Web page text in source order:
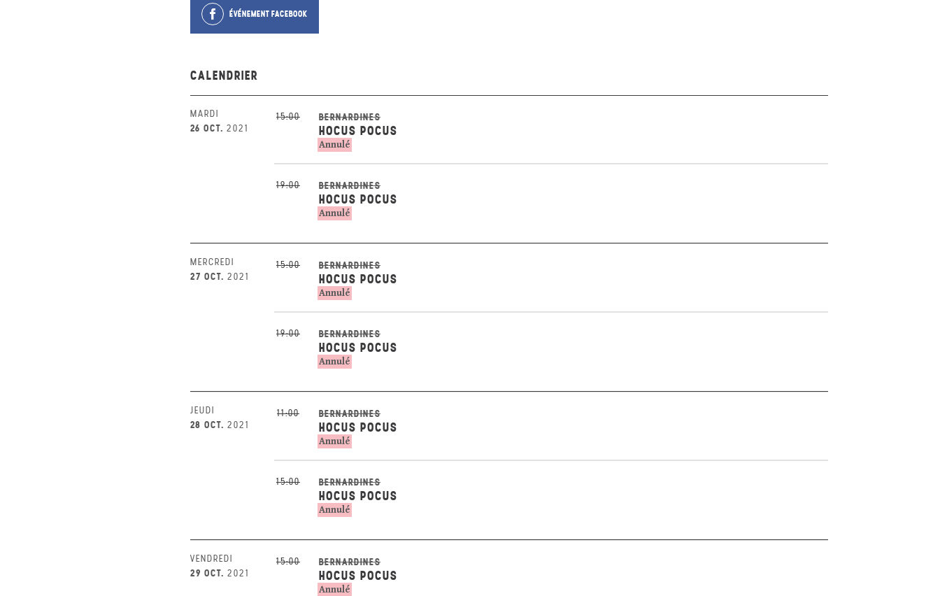
ÉVÉNEMENT FACEBOOK
CALENDRIER
MARDI
26 OCT. 2021
15:00 BERNARDINES
HOCUS POCUS
Annulé
19:00 BERNARDINES
HOCUS POCUS
Annulé
MERCREDI
27 OCT. 2021
15:00 BERNARDINES
HOCUS POCUS
Annulé
19:00 BERNARDINES
HOCUS POCUS
Annulé
JEUDI
28 OCT. 2021
11:00 BERNARDINES
HOCUS POCUS
Annulé
15:00 BERNARDINES
HOCUS POCUS
Annulé
VENDREDI
29 OCT. 2021
15:00 BERNARDINES
HOCUS POCUS
Annulé